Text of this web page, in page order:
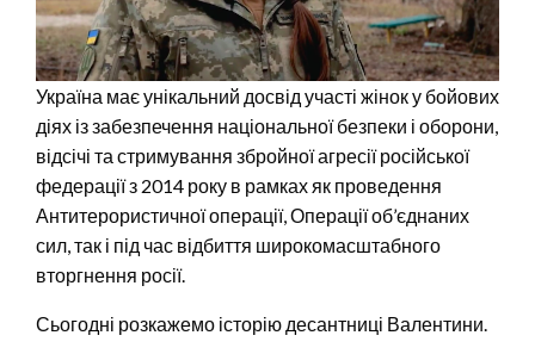
Україна має унікальний досвід участі жінок у бойових
діях із забезпечення національної безпеки і оборони,
відсічі та стримування збройної агресії російської
федерації з 2014 року в рамках як проведення
Антитерористичної операції, Операції об’єднаних
сил, так і під час відбиття широкомасштабного
вторгнення росії.
Сьогодні розкажемо історію десантниці Валентини.